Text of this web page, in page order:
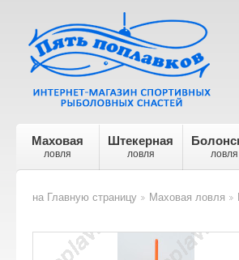
Маховая
ловля
Штекерная
ловля ловля
на Главную страницу
Маховая ловля